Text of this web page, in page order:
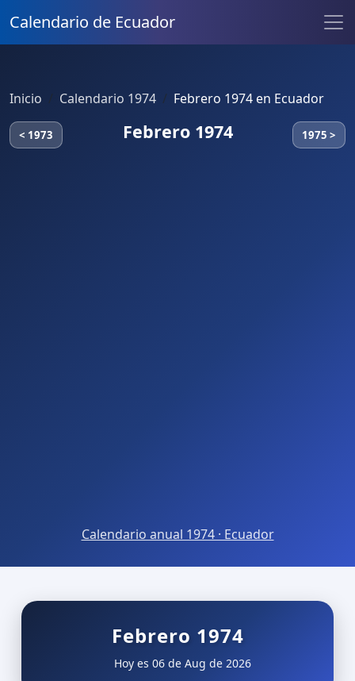
Calendario de Ecuador
Inicio Calendario 1974 Febrero 1974 en Ecuador
< 1973 Febrero 1974 1975 >
Calendario anual 1974 · Ecuador
Febrero 1974
Hoy es 06 de Aug de 2026